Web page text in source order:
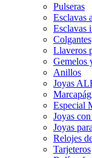
Pulseras
Esclavas
Esclavas
Colgantes
Llaveros
Gemelos
Anillos
Joyas
Especial
Joyas
Joyas
Relojes
Tarjeteros